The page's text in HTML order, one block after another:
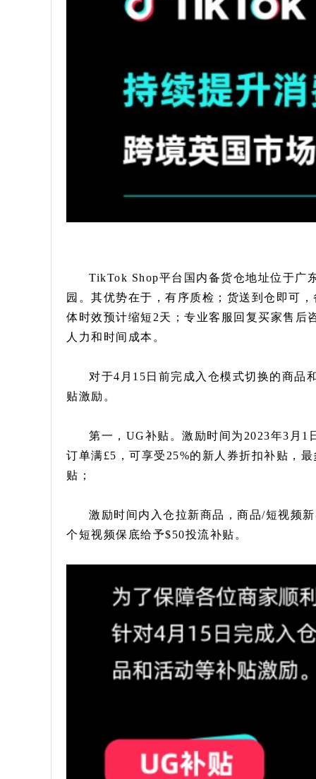
TikTok Shop平台国内备货仓地址位于广
园。其优势在于，有序质检；货送到仓即可
体时效预计缩短2天；专业客服回复买家售后
人力和时间成本。
对于4月15日前完成入仓模式切换的商品
贴激励。
第一，UG补贴。激励时间为2023年3月1
订单满£5，可享受25%的新人券折扣补贴，
贴；
激励时间内入仓拉新商品，商品/短视频
个短视频保底给予$50投流补贴。